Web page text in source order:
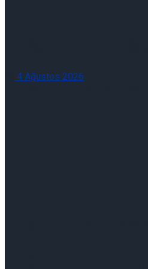
İş Varant Raporu: İş
4 Ağustos 2026